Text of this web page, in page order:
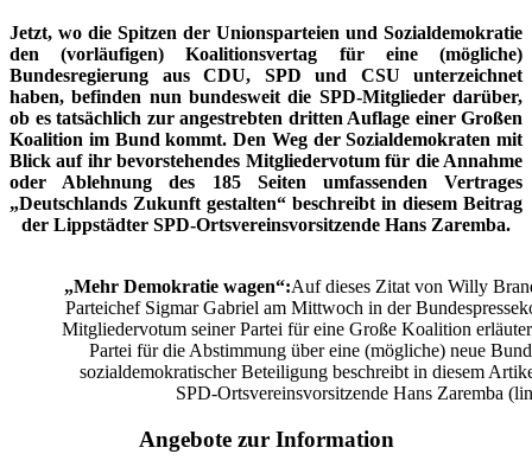
Jetzt, wo die Spitzen der Unionsparteien und Sozialdemokratie
den (vorläufigen) Koalitionsvertag für eine (mögliche)
Bundesregierung aus CDU, SPD und CSU unterzeichnet
haben, befinden nun bundesweit die SPD-Mitglieder darüber,
ob es tatsächlich zur angestrebten dritten Auflage einer Großen
Koalition im Bund kommt. Den Weg der Sozialdemokraten mit
Blick auf ihr bevorstehendes Mitgliedervotum für die Annahme
oder Ablehnung des 185 Seiten umfassenden Vertrages
„Deutschlands Zukunft gestalten“ beschreibt in diesem Beitrag
der Lippstädter SPD-Ortsvereinsvorsitzende Hans Zaremba.
„Mehr Demokratie wagen“:Auf dieses Zitat von Willy
Parteichef Sigmar Gabriel am Mittwoch in der
Mitgliedervotum seiner Partei für eine Große Koalition
Partei für die Abstimmung über eine (mögliche) neue
sozialdemokratischer Beteiligung beschreibt in diesem
SPD-Ortsvereinsvorsitzende Hans Zaremba
Angebote zur Information